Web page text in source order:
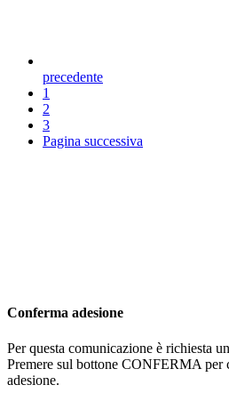
precedente
1
2
3
Pagina successiva
Conferma adesione
Per questa comunicazione è richiesta
Premere sul bottone CONFERMA per
adesione.